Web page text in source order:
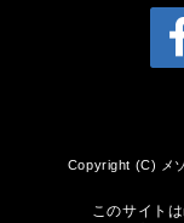
Copyright (C) メ
このサイト